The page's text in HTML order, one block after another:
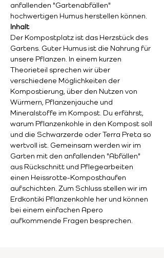
anfallenden "Gartenabfällen"
hochwertigen Humus herstellen können.
Inhalt
Der Kompostplatz ist das Herzstück des
Gartens. Guter Humus ist die Nahrung für
unsere Pflanzen. In einem kurzen
Theorieteil sprechen wir über
verschiedene Möglichkeiten der
Kompostierung, über den Nutzen von
Würmern, Pflanzenjauche und
Mineralstoffe im Kompost. Du erfährst,
warum Pflanzenkohle in den Kompost soll
und die Schwarzerde oder Terra Preta so
wertvoll ist. Gemeinsam werden wir im
Garten mit den anfallenden "Abfällen"
aus Rückschnitt und Pflegearbeiten
einen Heissrotte-Komposthaufen
aufschichten. Zum Schluss stellen wir im
Erdkontiki Pflanzenkohle her und können
bei einem einfachen Apero
aufkommende Fragen besprechen.